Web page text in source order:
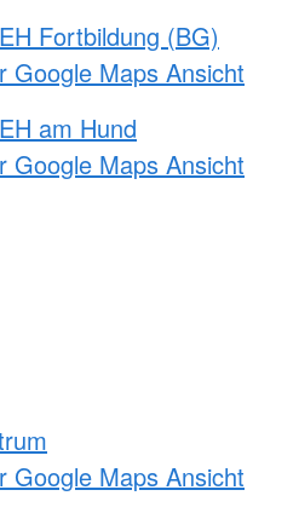
Fortbildung (BG)
Google Maps Ansicht
am Hund
Google Maps Ansicht
Google Maps Ansicht